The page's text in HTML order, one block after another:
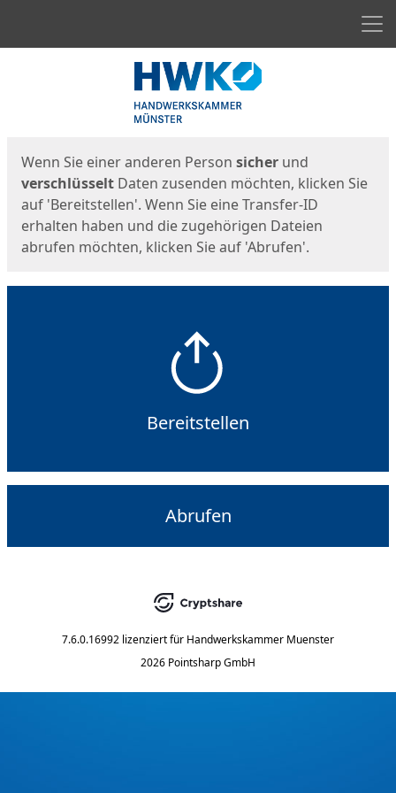
Wenn Sie einer anderen Person sicher und
verschlüsselt Daten zusenden möchten, klicken Sie
auf 'Bereitstellen'. Wenn Sie eine Transfer-ID
erhalten haben und die zugehörigen Dateien
abrufen möchten, klicken Sie auf 'Abrufen'.
Bereitstellen
Abrufen
7.6.0.16992 lizenziert für Handwerkskammer Muenster
2026 Pointsharp GmbH